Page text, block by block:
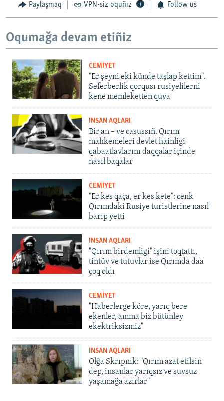
Paylaşmaq VPN-siz oquñız Follow us
Oqumağa devam etiñiz
CEMİYET
"Er şeyni eki künde taşlap kettim".
Seferberlik qorqusı rusiyelilerni
kene memleketten quva
İNSAN AQLARI
Bir an – ve casussıñ. Qırım
mahkemeleri devlet hainligi
qabaatlavlarını daqqalar içinde
nasıl baqalar
CEMİYET
"Er kes qaça, er kes kete": cenk
Qırımdaki Rusiye turistlerine nasıl
barıp yetti
İNSAN AQLARI
"Qırım birdemligi" işini toqtattı,
tintüv ve tutuvlar ise Qırımda daa
çoq oldı
CEMİYET
"Haberlerge köre, yarıq bere
ekenler, amma biz bütünley
ekektriksizmiz"
İNSAN AQLARI
Olğa Skrıpnık: "Qırım azat etilsin
dep, insanlar yarıqsız ve suvsuz
yaşamağa azırlar"